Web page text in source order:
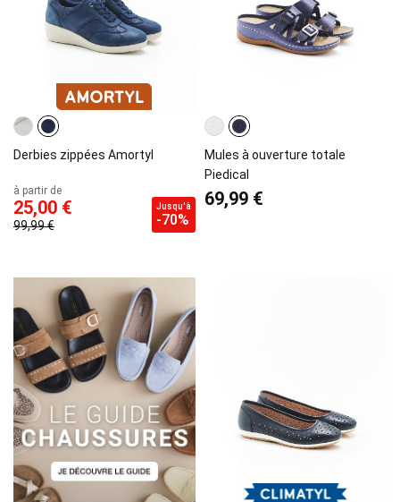
Derbies zippées Amortyl
à partir de
25,00 €
99,99 €
Jusqu'à
-70%
Mules à ouverture totale
Piedical
69,99 €